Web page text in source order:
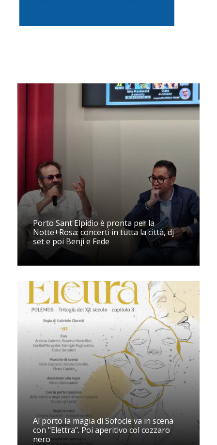
Porto Sant'Elpidio è pronta per la
Notte+Rosa: concerti in tutta la città, dj
set e poi Benji e Fede
Al porto la magia di Sofocle va in scena
con "Elettra". Poi aperitivo col cozzaro
nero